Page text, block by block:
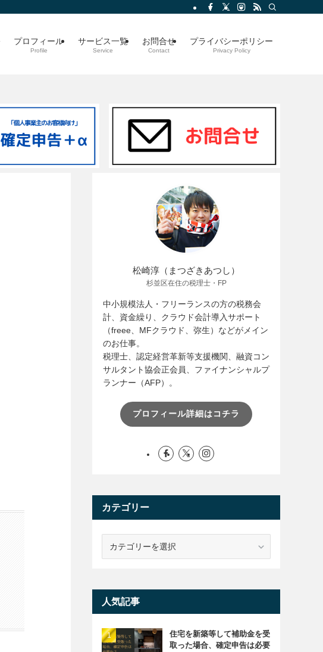
プロフィール
Profile
サービス一覧
Service
お問合せ
Contact
プライバシーポリシー
Privacy Policy
松崎淳（まつざきあつし）
杉並区在住の税理士・FP
中小規模法人・フリーランスの方の税務会
計、資金繰り、クラウド会計導入サポート
（freee、MFクラウド、弥生）などがメイン
のお仕事。
税理士、認定経営革新等支援機関、融資コン
サルタント協会正会員、ファイナンシャルプ
ランナー（AFP）。
プロフィール詳細はコチラ
カテゴリー
ー
人気記事
住宅を新築等して補助金を受
取った場合、確定申告は必要